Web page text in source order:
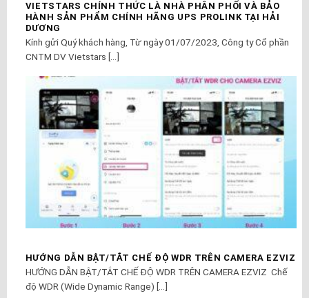
VIETSTARS CHÍNH THỨC LÀ NHÀ PHÂN PHỐI VÀ BẢO
HÀNH SẢN PHẨM CHÍNH HÃNG UPS PROLINK TẠI HẢI
DƯƠNG
Kính gửi Quý khách hàng, Từ ngày 01/07/2023, Công ty Cổ phần
CNTM DV Vietstars [...]
HƯỚNG DẪN BẬT/TẮT CHẾ ĐỘ WDR TRÊN CAMERA EZVIZ
HƯỚNG DẪN BẬT/TẮT CHẾ ĐỘ WDR TRÊN CAMERA EZVIZ Chế
độ WDR (Wide Dynamic Range) [...]